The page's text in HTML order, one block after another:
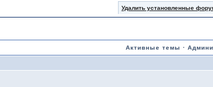
Удалить установленные
Активные темы ·